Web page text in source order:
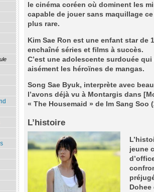
le cinéma coréen où dominent les
capable de jouer sans maquillage
plus rare.
Kim Sae Ron est une enfant star de
enchaîné séries et films à succès.
C’est une adolescente surdouée qui
aisément les héroïnes de mangas.
Song Sae Byuk, interprète avec
l’avons déjà vu à Montargis dans
« The Housemaid » de Im Sang Soo
L’histoire
jeune